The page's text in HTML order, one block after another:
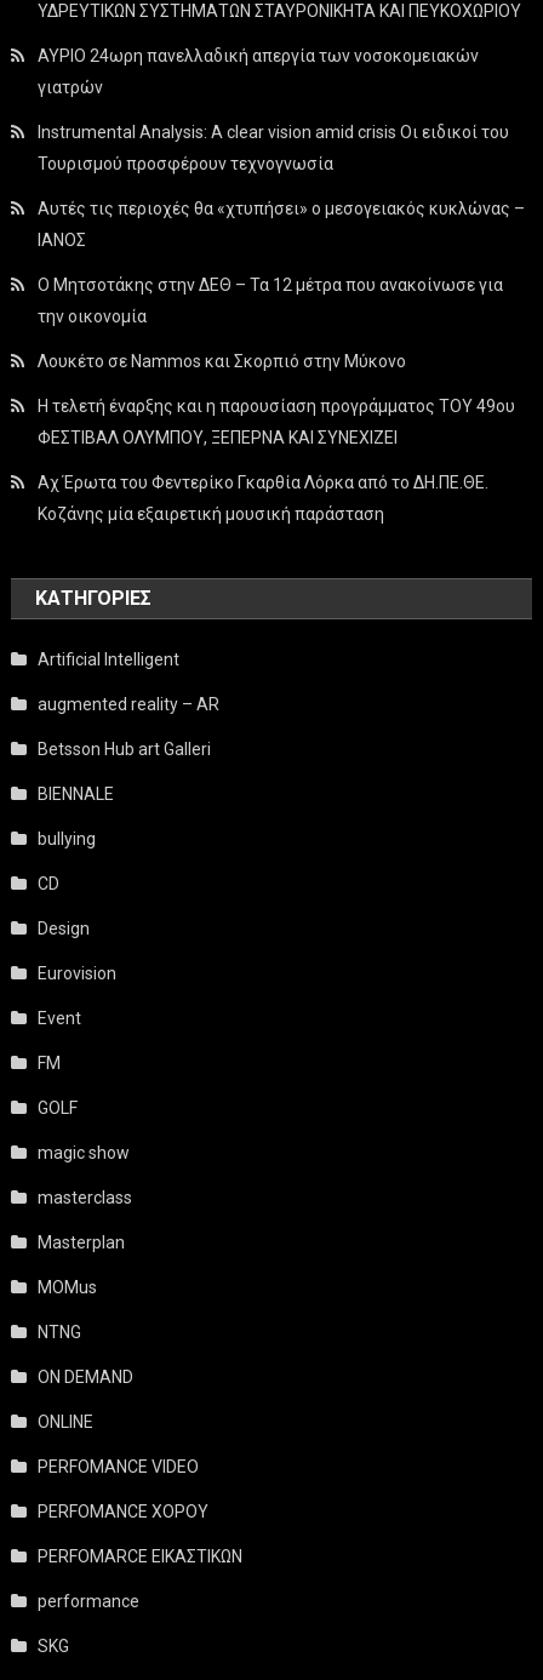
ΥΔΡΕΥΤΙΚΩΝ ΣΥΣΤΗΜΑΤΩΝ ΣΤΑΥΡΟΝΙΚΗΤΑ ΚΑΙ ΠΕΥΚΟΧΩΡΙΟΥ
ΑΥΡΙΟ 24ωρη πανελλαδική απεργία των νοσοκομειακών
γιατρών
Instrumental Analysis: A clear vision amid crisis Οι ειδικοί του
Τουρισμού προσφέρουν τεχνογνωσία
Αυτές τις περιοχές θα «χτυπήσει» ο μεσογειακός κυκλώνας –
ΙΑΝΟΣ
Ο Μητσοτάκης στην ΔΕΘ – Τα 12 μέτρα που ανακοίνωσε για
την οικονομία
Λουκέτο σε Nammos και Σκορπιό στην Μύκονο
Η τελετή έναρξης και η παρουσίαση προγράμματος ΤΟΥ 49ου
ΦΕΣΤΙΒΑΛ ΟΛΥΜΠΟΥ, ΞΕΠΕΡΝΑ ΚΑΙ ΣΥΝΕΧΙΖΕΙ
Αχ Έρωτα του Φεντερίκο Γκαρθία Λόρκα από το ΔΗ.ΠΕ.ΘΕ.
Κοζάνης μία εξαιρετική μουσική παράσταση
KΑΤΗΓΟΡΊΕΣ
Artificial Intelligent
augmented reality – AR
Betsson Hub art Galleri
BIENNALE
bullying
CD
Design
Eurovision
Event
FM
GOLF
magic show
masterclass
Masterplan
MOMus
NTNG
ON DEMAND
ONLINE
PERFOMANCE VIDEO
PERFOMANCE ΧΟΡΟΥ
PERFOMARCE ΕΙΚΑΣΤΙΚΩΝ
performance
SKG